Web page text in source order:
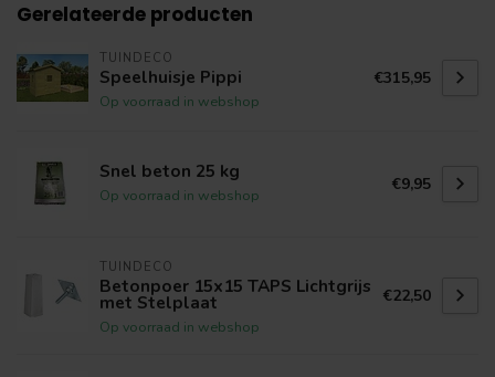
Gerelateerde producten
TUINDECO
Speelhuisje Pippi
Op voorraad in webshop
€315,95
Snel beton 25 kg
Op voorraad in webshop
€9,95
TUINDECO
Betonpoer 15x15 TAPS Lichtgrijs
met Stelplaat
Op voorraad in webshop
€22,50